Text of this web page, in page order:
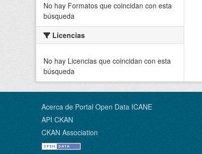
No hay Formatos que coincidan con esta
búsqueda
Licencias
No hay Licencias que coincidan con esta
búsqueda
Acerca de Portal Open Data ICANE
API CKAN
CKAN Association